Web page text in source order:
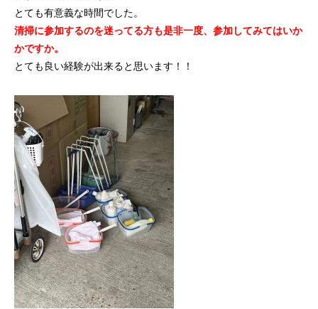
とても有意義な時間でした。
清掃に参加するのを迷ってる方も是非一度、参加してみてはいか
かですか。
とても良い経験が出来ると思います！！